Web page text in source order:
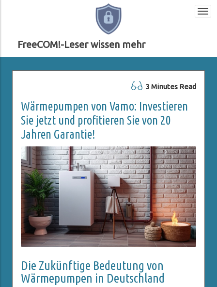
FreeCOM!-Leser wissen mehr
3 Minutes Read
Wärmepumpen von Vamo: Investieren
Sie jetzt und profitieren Sie von 20
Jahren Garantie!
Die Zukünftige Bedeutung von
Wärmepumpen in Deutschland